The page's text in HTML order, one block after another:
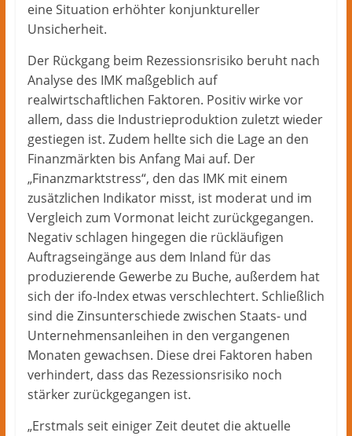
eine Situation erhöhter konjunktureller
Unsicherheit.
Der Rückgang beim Rezessionsrisiko beruht nach
Analyse des IMK maßgeblich auf
realwirtschaftlichen Faktoren. Positiv wirke vor
allem, dass die Industrieproduktion zuletzt wieder
gestiegen ist. Zudem hellte sich die Lage an den
Finanzmärkten bis Anfang Mai auf. Der
„Finanzmarktstress“, den das IMK mit einem
zusätzlichen Indikator misst, ist moderat und im
Vergleich zum Vormonat leicht zurückgegangen.
Negativ schlagen hingegen die rückläufigen
Auftragseingänge aus dem Inland für das
produzierende Gewerbe zu Buche, außerdem hat
sich der ifo-Index etwas verschlechtert. Schließlich
sind die Zinsunterschiede zwischen Staats- und
Unternehmensanleihen in den vergangenen
Monaten gewachsen. Diese drei Faktoren haben
verhindert, dass das Rezessionsrisiko noch
stärker zurückgegangen ist.
„Erstmals seit einiger Zeit deutet die aktuelle